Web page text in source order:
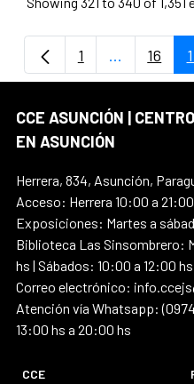
Page
1 ... Page
16
CCE ASUNCIÓN |
EN ASUNCIÓN
Herrera, 834, Asunción,
Acceso: Herrera 10:00 a
Exposiciones: Martes a
Biblioteca Las Sinsombrero:
hs | Sábados: 10:00 a 12:00 hs
Correo electrónico:
Atención vía Whatsapp:
13:00 hs a 20:00 hs
CCE